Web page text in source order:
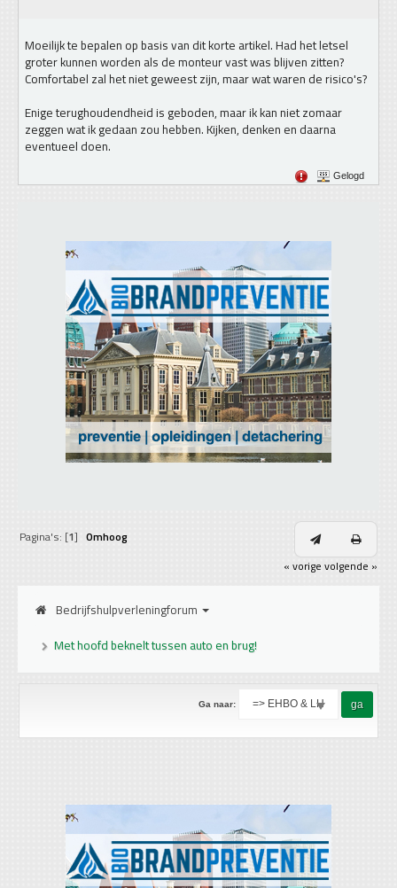
Moeilijk te bepalen op basis van dit korte artikel. Had het letsel
groter kunnen worden als de monteur vast was blijven zitten?
Comfortabel zal het niet geweest zijn, maar wat waren de risico's?
Enige terughoudendheid is geboden, maar ik kan niet zomaar
zeggen wat ik gedaan zou hebben. Kijken, denken en daarna
eventueel doen.
Gelogd
Pagina's: [1]Omhoog
« vorige volgende »
Bedrijfshulpverleningforum
Met hoofd beknelt tussen auto en brug!
Ga naar: